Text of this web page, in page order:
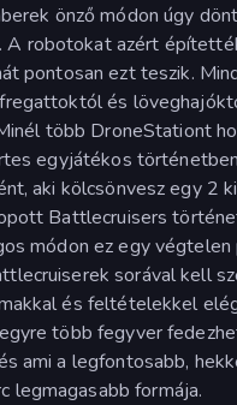
önző módon úgy
A robotokat azért
pontosan ezt teszik.
és
több DroneStationt
egyjátékos
aki kölcsönvesz egy 2
Battlecruisers
módon ez egy
sorával kell
és feltételekkel
több fegyver
ami a legfontosabb,
legmagasabb formája.